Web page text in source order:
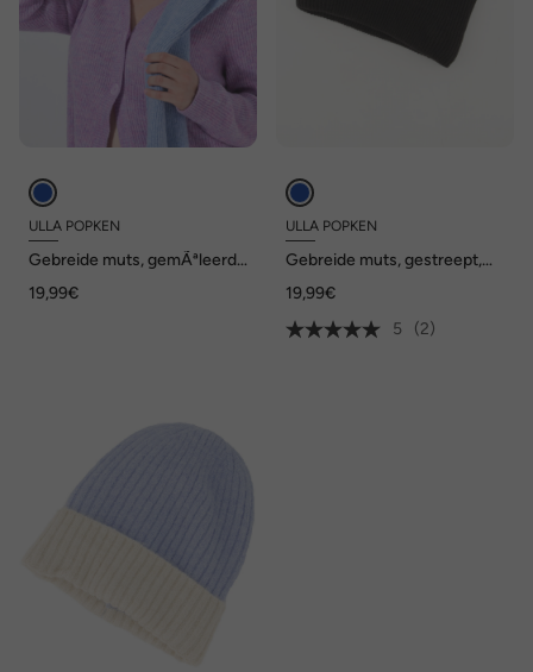
ULLA POPKEN
Gebreide muts, gemÃªleerd,
19,99€
ULLA POPKEN
Gebreide muts, gestreept,
19,99€
5
(2)